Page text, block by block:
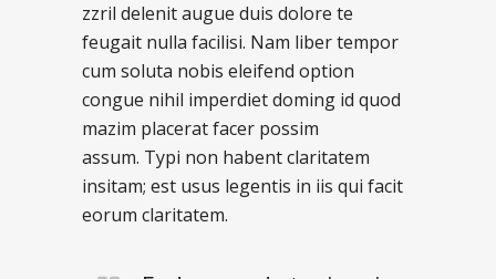
zzril delenit augue duis dolore te
feugait nulla facilisi. Nam liber tempor
cum soluta nobis eleifend option
congue nihil imperdiet doming id quod
mazim placerat facer possim
assum. Typi non habent claritatem
insitam; est usus legentis in iis qui facit
eorum claritatem.